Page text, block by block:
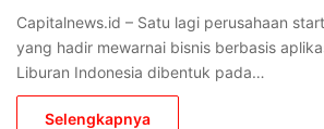
Capitalnews.id – Satu lagi perusahaan
yang hadir mewarnai bisnis berbasis
Liburan Indonesia dibentuk pada…
Selengkapnya